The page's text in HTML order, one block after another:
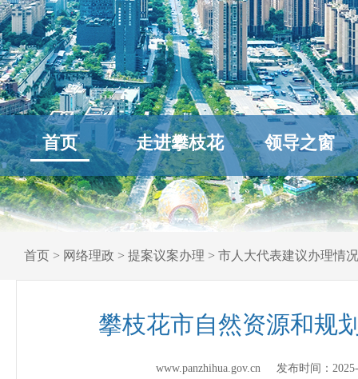
首页 走进攀枝花 领导之窗
首页 > 网络理政 > 提案议案办理 > 市人大代表建议办理情况
攀枝花市自然资源和规
www.panzhihua.gov.cn 发布时间：